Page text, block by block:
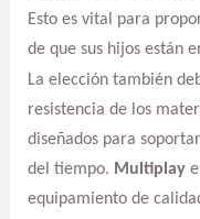
Esto es vital para
de que sus hijos están
La elección también
resistencia de los
diseñados para
del tiempo. Multiplay
equipamiento de